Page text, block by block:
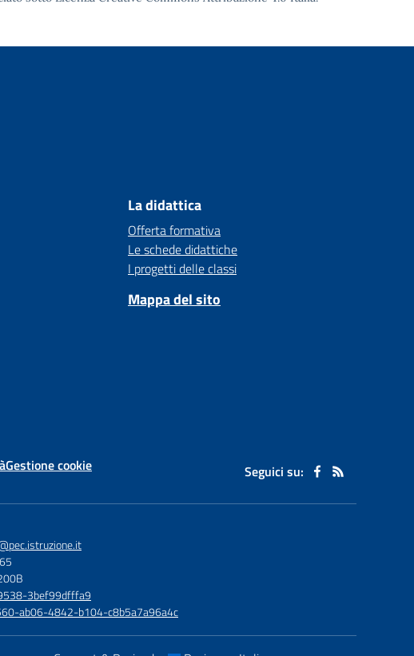
La didattica
Offerta formativa
Le schede didattiche
I progetti delle classi
Mappa del sito
Gestione cookie Seguici su:
3bef99dfffa9
ab06-4842-b104-c8b5a7a96a4c